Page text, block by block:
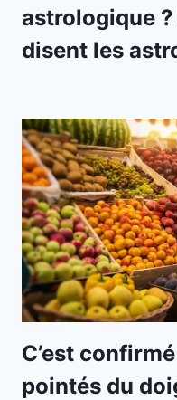
astrologique
disent les
C’est
pointés du